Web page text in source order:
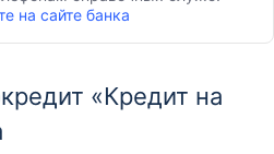
на сайте банка
«Кредит на